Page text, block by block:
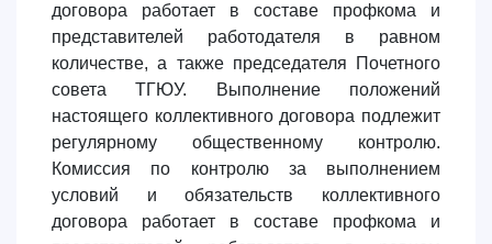
договора работает в составе профкома и
представителей работодателя в равном
количестве, а также председателя Почетного
совета ТГЮУ. Выполнение положений
настоящего коллективного договора подлежит
регулярному общественному контролю.
Комиссия по контролю за выполнением
условий и обязательств коллективного
договора работает в составе профкома и